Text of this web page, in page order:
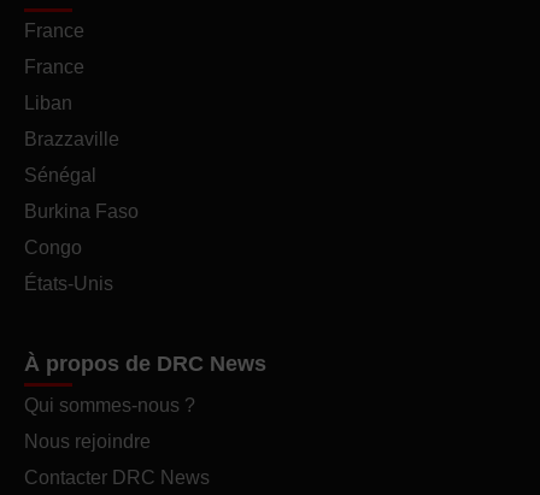
France
France
Liban
Brazzaville
Sénégal
Burkina Faso
Congo
États-Unis
À propos de DRC News
Qui sommes-nous ?
Nous rejoindre
Contacter DRC News